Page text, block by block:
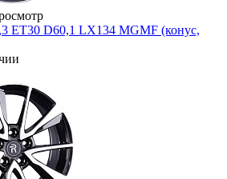
ET30 D60,1 LX134 MGMF (конус,